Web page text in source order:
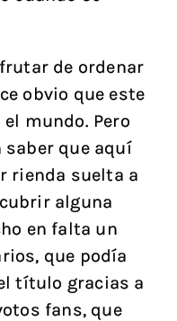
de ordenar
obvio que este
mundo. Pero
saber que aquí
rienda suelta a
alguna
en falta un
que podía
título gracias a
fans, que